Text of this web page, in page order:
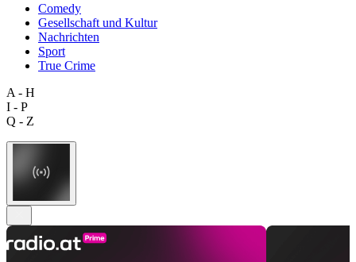
Comedy
Gesellschaft und Kultur
Nachrichten
Sport
True Crime
A - H
I - P
Q - Z